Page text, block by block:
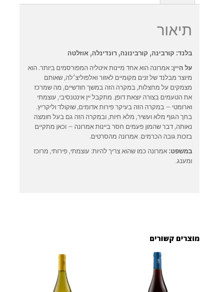
מוצרים קשורים
תיאור
בלנד: קורבינה, קורבינונה, רונדינלה, אוזלטה
על היין: אמרונה הוא אחד מיינות איטליה המפורסמים ביותר. הוא
מיוצר מבלנד של זנים מקומיים לאזור ואלפוליצ׳לה, שאותם
מצמקים על מחצלות, במקרה הזה במשך חודשיים, מה שמרכז
את הטעמים בצורה יוצאת דופן. מתקבל יין אינטנסיבי, עוצמתי
וארומטי – במקרה הזה בעיקר פירות אדומים, שוקולד וליקריץ.
בחך הגוף מלא ועשיר, מלא חיות, ובמקרה הזה גם בעל חומצה
נאותה, דבר שהמון פעמים חסר ביינות אמרונה – וכאן מתקיים
בזכות גובה הכרמים. אמרונה מהסרטים.
במשפט: אמרונה כמו שהוא צריך להיות: עוצמתי, פירותי, מרוכז
ומענג.